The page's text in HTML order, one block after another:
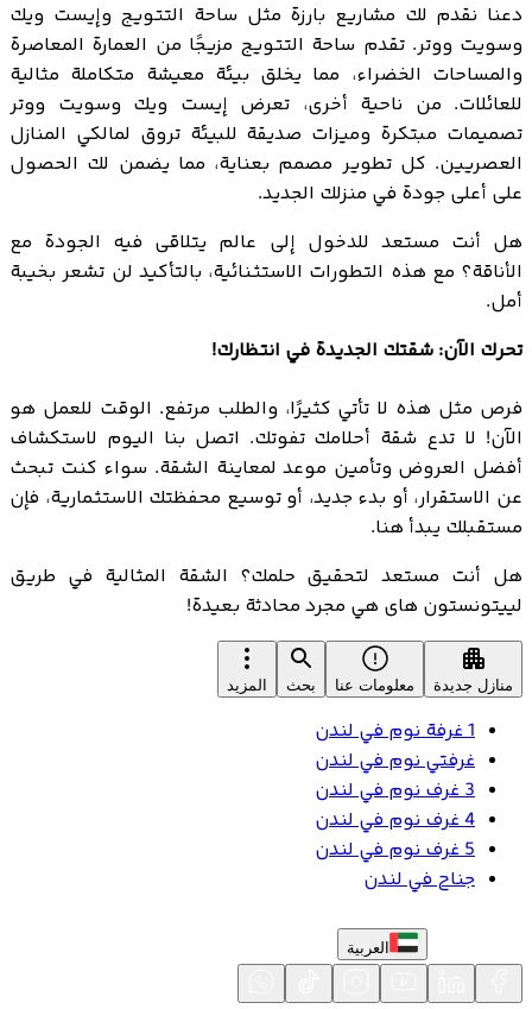
دعنا نقدم لك مشاريع بارزة مثل ساحة التتويج وإيست ويك
وسويت ووتر. تقدم ساحة التتويج مزيجًا من العمارة المعاصرة
والمساحات الخضراء، مما يخلق بيئة معيشة متكاملة مثالية
للعائلات. من ناحية أخرى، تعرض إيست ويك وسويت ووتر
تصميمات مبتكرة وميزات صديقة للبيئة تروق لمالكي المنازل
العصريين. كل تطوير مصمم بعناية، مما يضمن لك الحصول
على أعلى جودة في منزلك الجديد.
هل أنت مستعد للدخول إلى عالم يتلاقى فيه الجودة مع
الأناقة؟ مع هذه التطورات الاستثنائية، بالتأكيد لن تشعر بخيبة
أمل.
تحرك الآن: شقتك الجديدة في انتظارك!
فرص مثل هذه لا تأتي كثيرًا، والطلب مرتفع. الوقت للعمل هو
الآن! لا تدع شقة أحلامك تفوتك. اتصل بنا اليوم لاستكشاف
أفضل العروض وتأمين موعد لمعاينة الشقة. سواء كنت تبحث
عن الاستقرار، أو بدء جديد، أو توسيع محفظتك الاستثمارية، فإن
مستقبلك يبدأ هنا.
هل أنت مستعد لتحقيق حلمك؟ الشقة المثالية في طريق
لييتونستون هاى هي مجرد محادثة بعيدة!
منازل جديدة معلومات عنا بحث المزيد
1 غرفة نوم في لندن
غرفتي نوم في لندن
3 غرف نوم في لندن
4 غرف نوم في لندن
5 غرف نوم في لندن
جناح في لندن
العربية